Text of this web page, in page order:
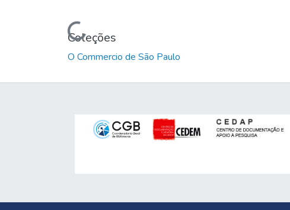
Carregando...
Coleções
O Commercio de São Paulo